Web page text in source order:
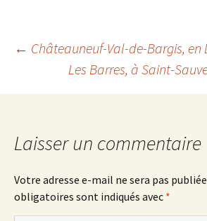
o
k
r
Navigation
des
articles
← Châteauneuf-Val-de-Bargis, en
Les Barres, à Saint-
Laisser un commentaire
Votre adresse e-mail ne sera pas
obligatoires sont indiqués avec *